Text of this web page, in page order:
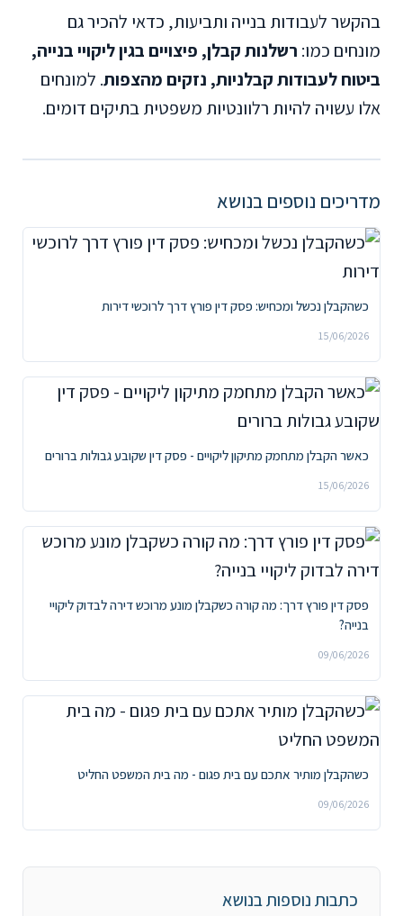
בהקשר לעבודות בנייה ותביעות, כדאי להכיר גם
מונחים כמו: רשלנות קבלן, פיצויים בגין ליקויי בנייה,
ביטוח לעבודות קבלניות, נזקים מהצפות. למונחים
אלו עשויה להיות רלוונטיות משפטית בתיקים דומים.
מדריכים נוספים בנושא
כשהקבלן נכשל ומכחיש: פסק דין פורץ דרך לרוכשי דירות
15/06/2026
כאשר הקבלן מתחמק מתיקון ליקויים - פסק דין שקובע גבולות ברורים
15/06/2026
פסק דין פורץ דרך: מה קורה כשקבלן מונע מרוכש דירה לבדוק ליקויי
בנייה?
09/06/2026
כשהקבלן מותיר אתכם עם בית פגום - מה בית המשפט החליט
09/06/2026
כתבות נוספות בנושא